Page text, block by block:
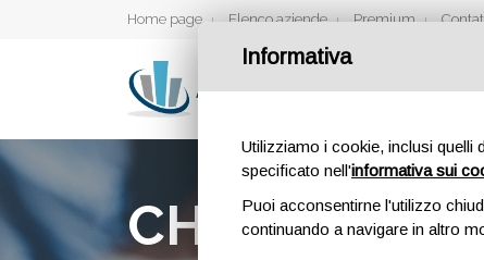
Home page Elenco aziende Premium
CHIRURGIA
Informativa
Utilizziamo i cookie, inclusi quelli
specificato nell'informativa sui
Puoi acconsentirne l'utilizzo
continuando a navigare in altro